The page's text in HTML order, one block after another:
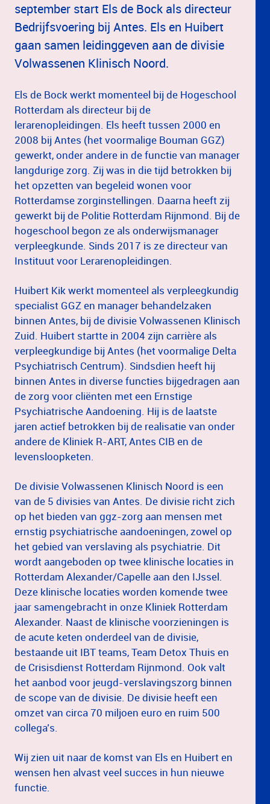
september start Els de Bock als directeur
Bedrijfsvoering bij Antes. Els en Huibert
gaan samen leidinggeven aan de divisie
Volwassenen Klinisch Noord.
Els de Bock werkt momenteel bij de Hogeschool
Rotterdam als directeur bij de
lerarenopleidingen. Els heeft tussen 2000 en
2008 bij Antes (het voormalige Bouman GGZ)
gewerkt, onder andere in de functie van manager
langdurige zorg. Zij was in die tijd betrokken bij
het opzetten van begeleid wonen voor
Rotterdamse zorginstellingen. Daarna heeft zij
gewerkt bij de Politie Rotterdam Rijnmond. Bij de
hogeschool begon ze als onderwijsmanager
verpleegkunde. Sinds 2017 is ze directeur van
Instituut voor Lerarenopleidingen.
Huibert Kik werkt momenteel als verpleegkundig
specialist GGZ en manager behandelzaken
binnen Antes, bij de divisie Volwassenen Klinisch
Zuid. Huibert startte in 2004 zijn carrière als
verpleegkundige bij Antes (het voormalige Delta
Psychiatrisch Centrum). Sindsdien heeft hij
binnen Antes in diverse functies bijgedragen aan
de zorg voor cliënten met een Ernstige
Psychiatrische Aandoening. Hij is de laatste
jaren actief betrokken bij de realisatie van onder
andere de Kliniek R-ART, Antes CIB en de
levensloopketen.
De divisie Volwassenen Klinisch Noord is een
van de 5 divisies van Antes. De divisie richt zich
op het bieden van ggz-zorg aan mensen met
ernstig psychiatrische aandoeningen, zowel op
het gebied van verslaving als psychiatrie. Dit
wordt aangeboden op twee klinische locaties in
Rotterdam Alexander/Capelle aan den IJssel.
Deze klinische locaties worden komende twee
jaar samengebracht in onze Kliniek Rotterdam
Alexander. Naast de klinische voorzieningen is
de acute keten onderdeel van de divisie,
bestaande uit IBT teams, Team Detox Thuis en
de Crisisdienst Rotterdam Rijnmond. Ook valt
het aanbod voor jeugd-verslavingszorg binnen
de scope van de divisie. De divisie heeft een
omzet van circa 70 miljoen euro en ruim 500
collega’s.
Wij zien uit naar de komst van Els en Huibert en
wensen hen alvast veel succes in hun nieuwe
functie.